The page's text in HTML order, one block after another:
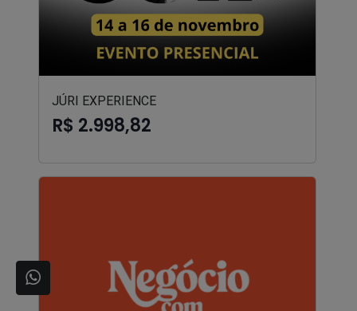
JÚRI EXPERIENCE
R$ 2.998,82